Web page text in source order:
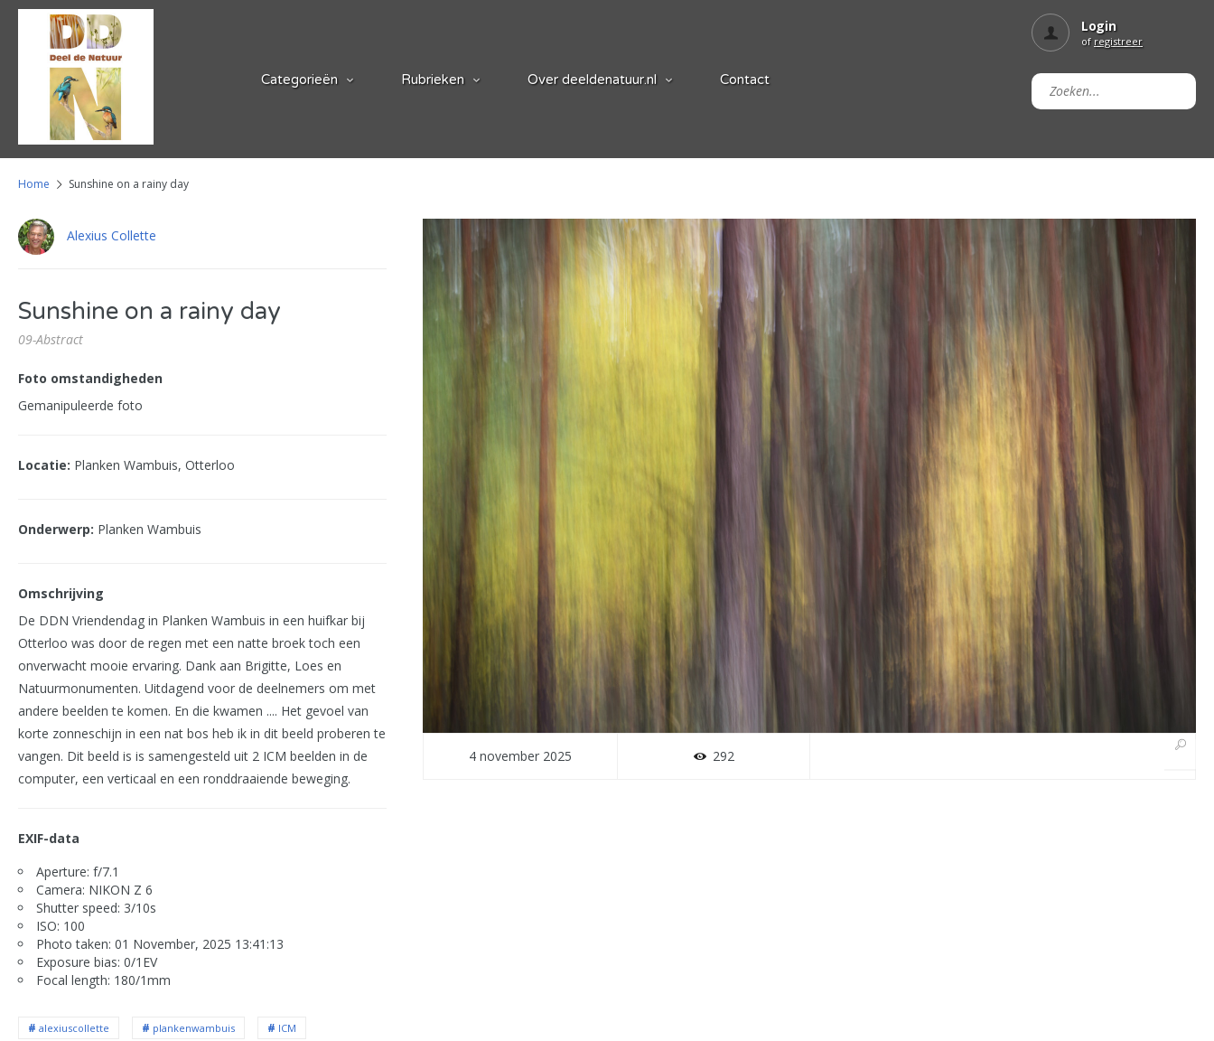
Categorieën Rubrieken Over deeldenatuur.nl Contact
Login
of registreer
Home Sunshine on a rainy day
Alexius Collette
Sunshine on a rainy day
09-Abstract
Foto omstandigheden
Gemanipuleerde foto
Locatie: Planken Wambuis, Otterloo
Onderwerp: Planken Wambuis
Omschrijving
De DDN Vriendendag in Planken Wambuis in een huifkar bij
Otterloo was door de regen met een natte broek toch een
onverwacht mooie ervaring. Dank aan Brigitte, Loes en
Natuurmonumenten. Uitdagend voor de deelnemers om met
andere beelden te komen. En die kwamen .... Het gevoel van
korte zonneschijn in een nat bos heb ik in dit beeld proberen te
vangen. Dit beeld is is samengesteld uit 2 ICM beelden in de
computer, een verticaal en een ronddraaiende beweging.
EXIF-data
Aperture: f/7.1
Camera: NIKON Z 6
Shutter speed: 3/10s
ISO: 100
Photo taken: 01 November, 2025 13:41:13
Exposure bias: 0/1EV
Focal length: 180/1mm
alexiuscollette plankenwambuis ICM
4 november 2025 292